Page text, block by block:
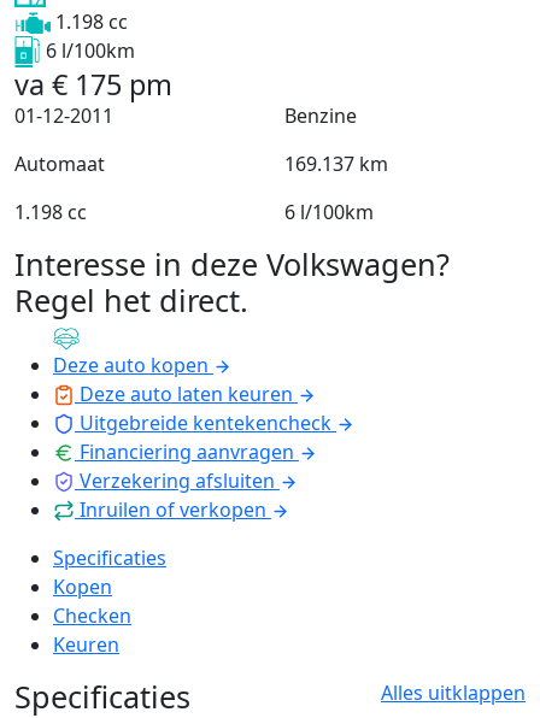
1.198 cc
6 l/100km
va € 175 pm
01-12-2011
Benzine
Automaat
169.137 km
1.198 cc
6 l/100km
Interesse in deze Volkswagen?
Regel het direct.
Deze auto kopen
Deze auto laten keuren
Uitgebreide kentekencheck
Financiering aanvragen
Verzekering afsluiten
Inruilen of verkopen
Specificaties
Kopen
Checken
Keuren
Specificaties Alles uitklappen